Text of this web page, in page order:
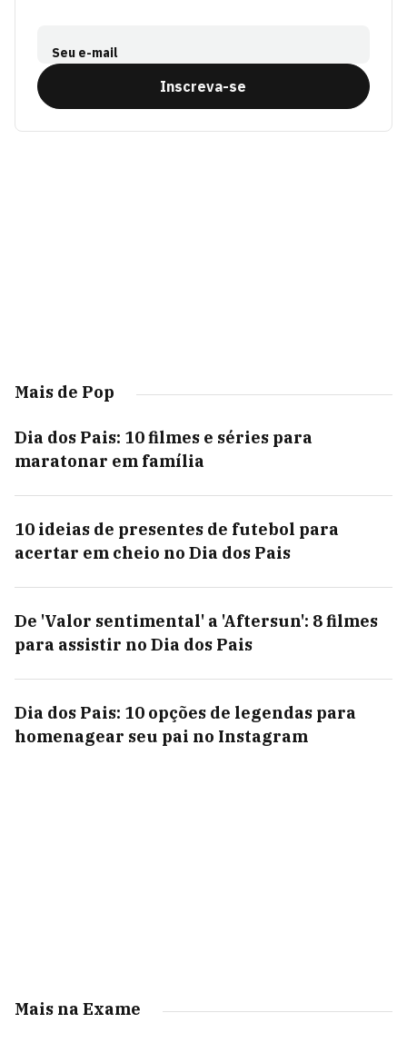
Seu e-mail
Inscreva-se
Mais de Pop
Dia dos Pais: 10 filmes e séries para
maratonar em família
10 ideias de presentes de futebol para
acertar em cheio no Dia dos Pais
De 'Valor sentimental' a 'Aftersun': 8 filmes
para assistir no Dia dos Pais
Dia dos Pais: 10 opções de legendas para
homenagear seu pai no Instagram
Mais na Exame